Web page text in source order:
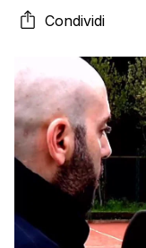
figlio di Rienzi. Ma
per noi questa è
Condividi